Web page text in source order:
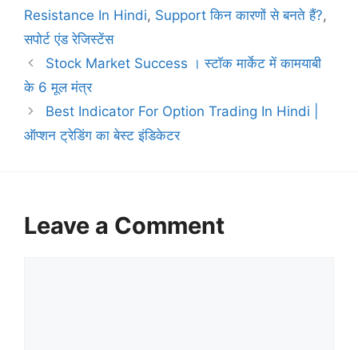
Resistance In Hindi, Support किन कारणों से बनते हैं?,
सपोर्ट एंड रेजिस्टेंस
Stock Market Success । स्टॉक मार्केट में कामयाबी
के 6 मूल मंत्र
Best Indicator For Option Trading In Hindi |
ऑप्शन ट्रेडिंग का बेस्ट इंडिकेटर
Leave a Comment